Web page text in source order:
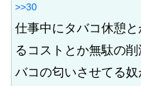
>>30
仕事中にタバコ休憩
るコストとか無駄の
バコの匂いさせてる